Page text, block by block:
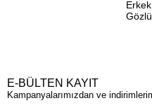
E-BÜLTEN KAYIT
Kampanyalarımızdan ve